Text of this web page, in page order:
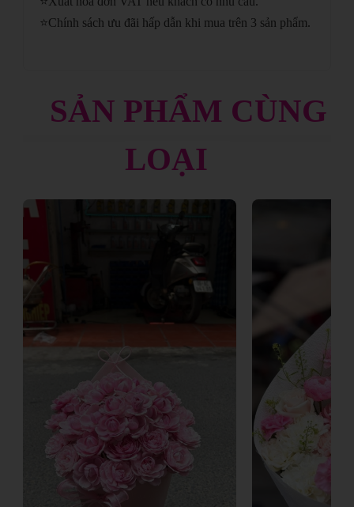
⭐Chính sách ưu đãi hấp dẫn khi mua trên 3 sản phẩm.
SẢN PHẨM CÙNG
LOẠI